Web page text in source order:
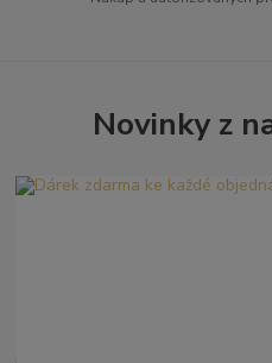
Novinky z